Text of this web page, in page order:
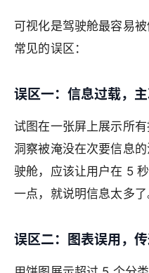
可视化是驾驶舱最容易
常见的误区：
误区一：信息过载，
试图在一张屏上展示所
洞察被淹没在次要信息
驶舱，应该让用户在 5
一点，就说明信息太多了
误区二：图表误用，